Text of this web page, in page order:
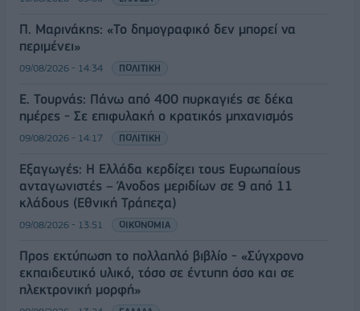
Π. Μαρινάκης: «Το δημογραφικό δεν μπορεί να
περιμένει»
09/08/2026 - 14:34 ΠΟΛΙΤΙΚΗ
Ε. Τουρνάς: Πάνω από 400 πυρκαγιές σε δέκα
ημέρες - Σε επιφυλακή ο κρατικός μηχανισμός
09/08/2026 - 14:17 ΠΟΛΙΤΙΚΗ
Εξαγωγές: Η Ελλάδα κερδίζει τους Ευρωπαίους
ανταγωνιστές – Άνοδος μεριδίων σε 9 από 11
κλάδους (Εθνική Τράπεζα)
09/08/2026 - 13:51 ΟΙΚΟΝΟΜΙΑ
Προς εκτύπωση το πολλαπλό βιβλίο - «Σύγχρονο
εκπαιδευτικό υλικό, τόσο σε έντυπη όσο και σε
ηλεκτρονική μορφή»